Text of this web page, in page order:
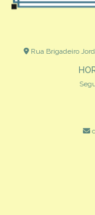
Rua Brigadeiro